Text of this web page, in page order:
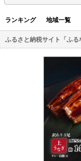
ランキング 地域一覧
ふるさと納税サイト「ふる